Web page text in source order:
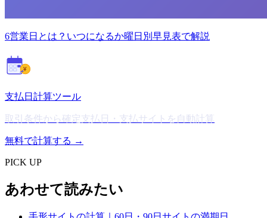
6営業日とは？いつになるか曜日別早見表で解説
¥
支払日計算ツール
取引条件から確定支払日・支払サイトを自動計算
無料で計算する →
PICK UP
あわせて読みたい